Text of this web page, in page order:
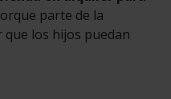
parte de la
los hijos puedan